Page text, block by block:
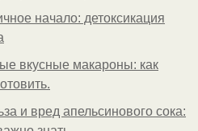
начало: детоксикация
вкусные макароны: как
и вред апельсинового сока: